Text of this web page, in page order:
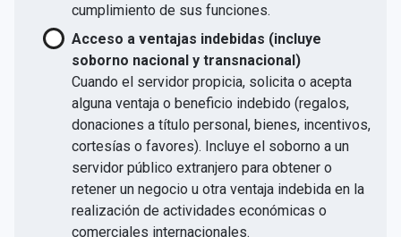
cumplimiento de sus funciones.
Acceso a ventajas indebidas (incluye
soborno nacional y transnacional)
Cuando el servidor propicia, solicita o acepta
alguna ventaja o beneficio indebido (regalos,
donaciones a título personal, bienes, incentivos,
cortesías o favores). Incluye el soborno a un
servidor público extranjero para obtener o
retener un negocio u otra ventaja indebida en la
realización de actividades económicas o
comerciales internacionales.